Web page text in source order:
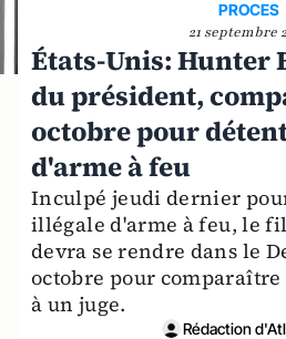
PROCES
21 septembre
États-Unis: Hunter
du président,
octobre pour
d'arme à feu
Inculpé jeudi dernier
illégale d'arme à feu, le
devra se rendre dans le
octobre pour comparaître
à un juge.
Rédaction